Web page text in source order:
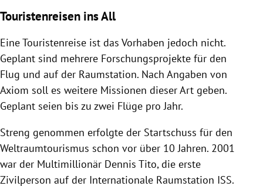
Touristenreisen ins All
Eine Touristenreise ist das Vorhaben jedoch nicht.
Geplant sind mehrere Forschungsprojekte für den
Flug und auf der Raumstation. Nach Angaben von
Axiom soll es weitere Missionen dieser Art geben.
Geplant seien bis zu zwei Flüge pro Jahr.
Streng genommen erfolgte der Startschuss für den
Weltraumtourismus schon vor über 10 Jahren. 2001
war der Multimillionär Dennis Tito, die erste
Zivilperson auf der Internationale Raumstation ISS.